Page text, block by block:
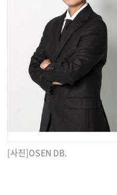
[사진]OSEN DB.